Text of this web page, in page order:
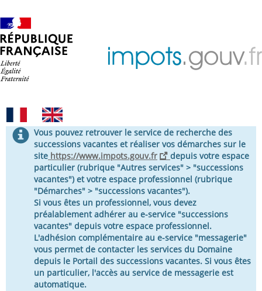
Retour
à
l’accueil
i
n
f
o
r
m
a
t
i
o
n
Vous pouvez retrouver le service de recherche des
successions vacantes et réaliser vos démarches sur le
site https://www.impots.gouv.fr
depuis votre espace
particulier (rubrique "Autres services" > "successions
vacantes") et votre espace professionnel (rubrique
"Démarches" > "successions vacantes").
Si vous êtes un professionnel, vous devez
préalablement adhérer au e-service "successions
vacantes" depuis votre espace professionnel.
L'adhésion complémentaire au e-service "messagerie"
vous permet de contacter les services du Domaine
depuis le Portail des successions vacantes. Si vous êtes
un particulier, l'accès au service de messagerie est
automatique.